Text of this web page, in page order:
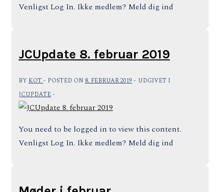
Venligst Log In. Ikke medlem? Meld dig ind
JCUpdate 8. februar 2019
BY KOT POSTED ON 8. FEBRUAR 2019
UDGIVET I
JCUPDATE
You need to be logged in to view this content.
Venligst Log In. Ikke medlem? Meld dig ind